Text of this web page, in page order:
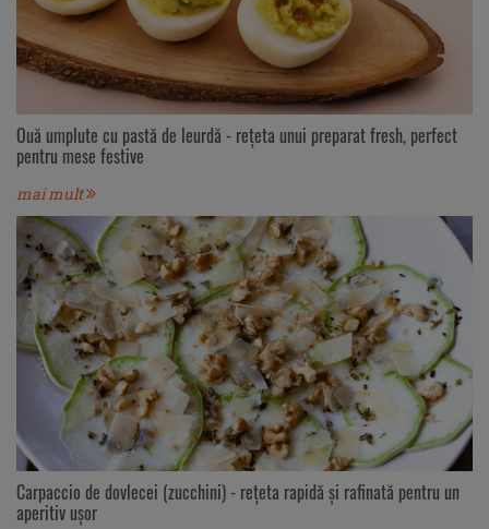
Ouă umplute cu pastă de leurdă - rețeta unui preparat fresh, perfect
pentru mese festive
mai mult
Carpaccio de dovlecei (zucchini) - rețeta rapidă și rafinată pentru un
aperitiv ușor